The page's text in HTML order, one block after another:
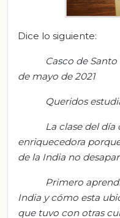
Dice lo siguiente:
Casco de
de mayo de 2021
Queridos
La clase del
enriquecedora
de la India no
Primero
India y cómo esta
que tuvo con otras